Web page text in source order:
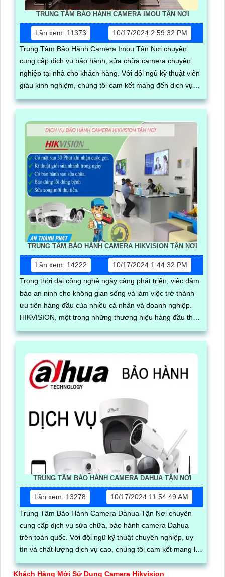
TRUNG TÂM BẢO HÀNH CAMERA IMOU TẬN NƠI
Lần xem: 11373
10/17/2024 2:59:32 PM
Trung Tâm Bảo Hành Camera Imou Tận Nơi chuyên
cung cấp dịch vụ bảo hành, sửa chữa camera chuyên
nghiệp tại nhà cho khách hàng. Với đội ngũ kỹ thuật viên
giàu kinh nghiệm, chúng tôi cam kết mang đến dịch vụ
nhanh chóng, chất lượng và hiệu quả
TRUNG TÂM BẢO HÀNH CAMERA HIKVISION TẬN NƠI
Lần xem: 14222
10/17/2024 1:44:32 PM
Trong thời đại công nghệ ngày càng phát triển, việc đảm
bảo an ninh cho không gian sống và làm việc trở thành
ưu tiên hàng đầu của nhiều cá nhân và doanh nghiệp.
HIKVISION, một trong những thương hiệu hàng đầu thế
giới về giải pháp camera giám sát, không chỉ cung cấp
các sản phẩm chất lượng mà còn cam kết mang đến dịch
vụ bảo hành tận nơi tiện lợi và nhanh chóng thông qua
đối tác phân phối An Thành Phát
TRUNG TÂM BẢO HÀNH CAMERA DAHUA TẬN NƠI
Lần xem: 13278
10/17/2024 11:54:49 AM
Trung Tâm Bảo Hành Camera Dahua Tận Nơi chuyên
cung cấp dịch vụ sửa chữa, bảo hành camera Dahua
trên toàn quốc. Với đội ngũ kỹ thuật chuyên nghiệp, uy
tín và chất lượng dịch vụ cao, chúng tôi cam kết mang lại
sự hài lòng cho khách hàng
Khách Hàng Mới Sử Dụng Camera Hikvision